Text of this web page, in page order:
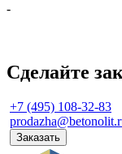
-
Сделайте
+7 (495) 108-32-83
Заказать